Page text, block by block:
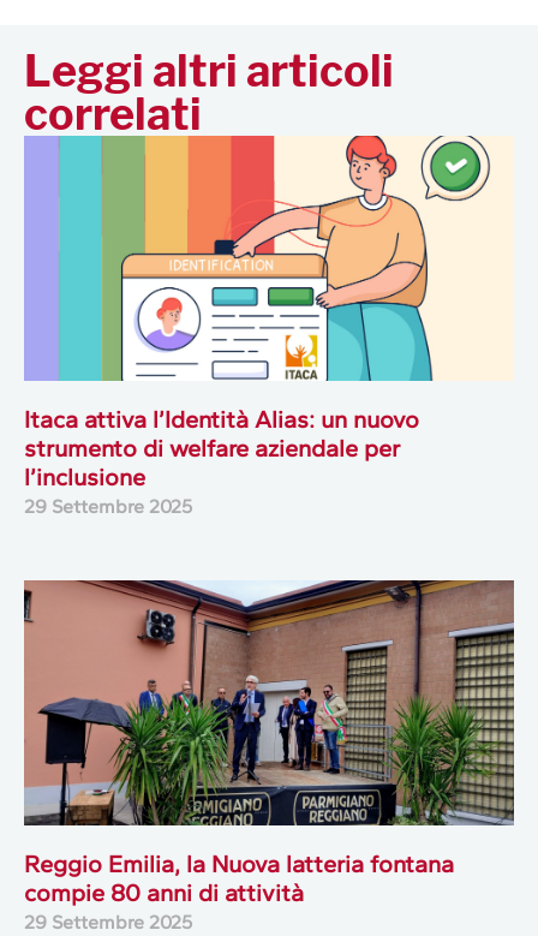
Leggi altri articoli
correlati
Itaca attiva l’Identità Alias: un nuovo
strumento di welfare aziendale per
l’inclusione
29 Settembre 2025
Reggio Emilia, la Nuova latteria fontana
compie 80 anni di attività
29 Settembre 2025